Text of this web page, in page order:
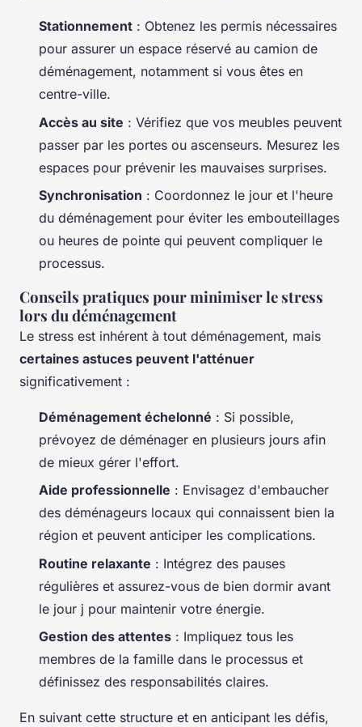
Stationnement : Obtenez les permis nécessaires
pour assurer un espace réservé au camion de
déménagement, notamment si vous êtes en
centre-ville.
Accès au site : Vérifiez que vos meubles peuvent
passer par les portes ou ascenseurs. Mesurez les
espaces pour prévenir les mauvaises surprises.
Synchronisation : Coordonnez le jour et l'heure
du déménagement pour éviter les embouteillages
ou heures de pointe qui peuvent compliquer le
processus.
Conseils pratiques pour minimiser le stress
lors du déménagement
Le stress est inhérent à tout déménagement, mais
certaines astuces peuvent l'atténuer
significativement :
Déménagement échelonné : Si possible,
prévoyez de déménager en plusieurs jours afin
de mieux gérer l'effort.
Aide professionnelle : Envisagez d'embaucher
des déménageurs locaux qui connaissent bien la
région et peuvent anticiper les complications.
Routine relaxante : Intégrez des pauses
régulières et assurez-vous de bien dormir avant
le jour j pour maintenir votre énergie.
Gestion des attentes : Impliquez tous les
membres de la famille dans le processus et
définissez des responsabilités claires.
En suivant cette structure et en anticipant les défis,